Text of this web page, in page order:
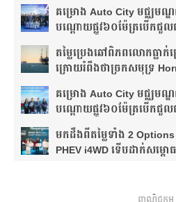
គម្រោង Auto City មជ្ឈមណ្ឌ
បណ្តោយផ្លូវ​​៦០ម៉ែត្រ​បើកជួលជា
តម្លៃប្រេងឆៅពិភពលោកធ្លាក់
ក្រោយរំពឹងថា​ច្រកសមុទ្រ
គម្រោង Auto City មជ្ឈមណ្ឌ
បណ្តោយផ្លូវ​​៦០ម៉ែត្រ​បើកជួលជា
មកដឹងពីតម្លៃទាំង 2
PHEV i4WD ទើបដាក់សម្ពោធ
ពាណិជ្ជកម្ម